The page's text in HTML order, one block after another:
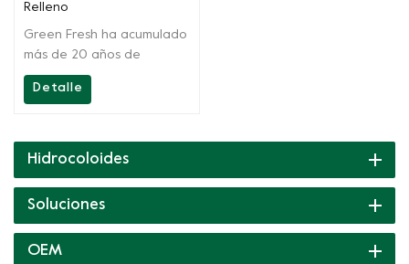
Relleno
Green Fresh ha acumulado
más de 20 años de
tecnología, además de
proporcionar productos de
soporte técnico en el sitio
recetas hasta productos
listos para usted y
brindamos soporte
Detalle
Hidrocoloides
Soluciones
OEM